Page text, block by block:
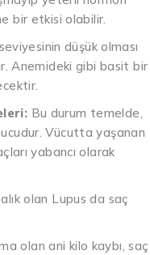
bir etkisi olabilir.
düşük olması
Anemideki gibi basit bir
Bu durum temelde,
Vücutta yaşanan
yabancı olarak
olan Lupus da saç
olan ani kilo kaybı, saç